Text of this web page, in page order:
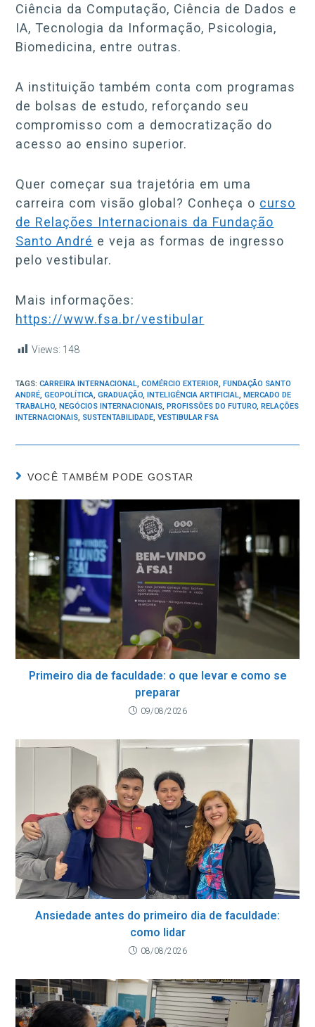
Ciência da Computação, Ciência de Dados e
IA, Tecnologia da Informação, Psicologia,
Biomedicina, entre outras.
A instituição também conta com programas
de bolsas de estudo, reforçando seu
compromisso com a democratização do
acesso ao ensino superior.
Quer começar sua trajetória em uma
carreira com visão global? Conheça o curso
de Relações Internacionais da Fundação
Santo André e veja as formas de ingresso
pelo vestibular.
Mais informações:
https://www.fsa.br/vestibular
Views: 148
TAGS:CARREIRA INTERNACIONAL, COMÉRCIO EXTERIOR, FUNDAÇÃO SANTO
ANDRÉ, GEOPOLÍTICA, GRADUAÇÃO, INTELIGÊNCIA ARTIFICIAL, MERCADO DE
TRABALHO, NEGÓCIOS INTERNACIONAIS, PROFISSÕES DO FUTURO, RELAÇÕES
INTERNACIONAIS, SUSTENTABILIDADE, VESTIBULAR FSA
VOCÊ TAMBÉM PODE GOSTAR
Primeiro dia de faculdade: o que levar e como se
preparar
09/08/2026
Ansiedade antes do primeiro dia de faculdade:
como lidar
08/08/2026